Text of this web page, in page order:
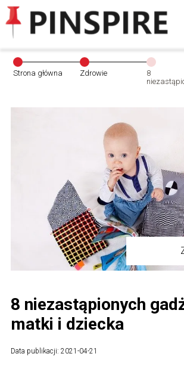
Strona główna Zdrowie
8
8 niezastąpionych
matki i dziecka
Data publikacji: 2021-04-21